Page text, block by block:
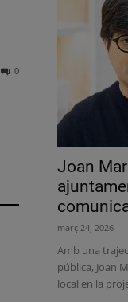
0
Joan
març 24, 2026
Amb una
pública, Joan
local en la